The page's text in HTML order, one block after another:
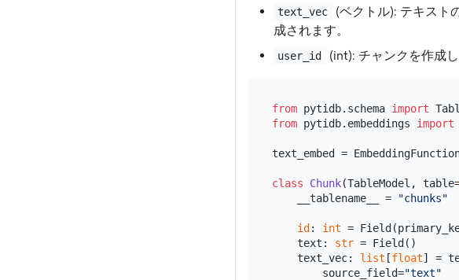
text_vec
(ベクトル): テキスト
成されます。
user_id (int): チャンクを作成
from pytidb.schema import
from pytidb.embeddings import
text_embed =
class Chunk(TableModel,
    __tablename__ =
"chunks"
id : int =
    text:
str = Field()
    text_vec:
list [float] =
        source_field=
"text"